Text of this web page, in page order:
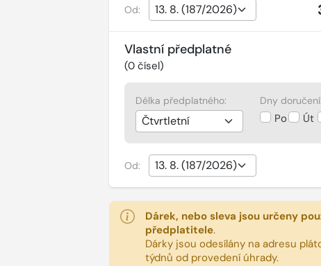
Od:
Vlastní předplatné
(0čísel)
Délka předplatného: Dny doručení:
Po Út
Od:
Dárek, nebo sleva jsou určeny
předplatitele.
Dárky jsou odesílány na adresu
týdnů od provedení úhrady.